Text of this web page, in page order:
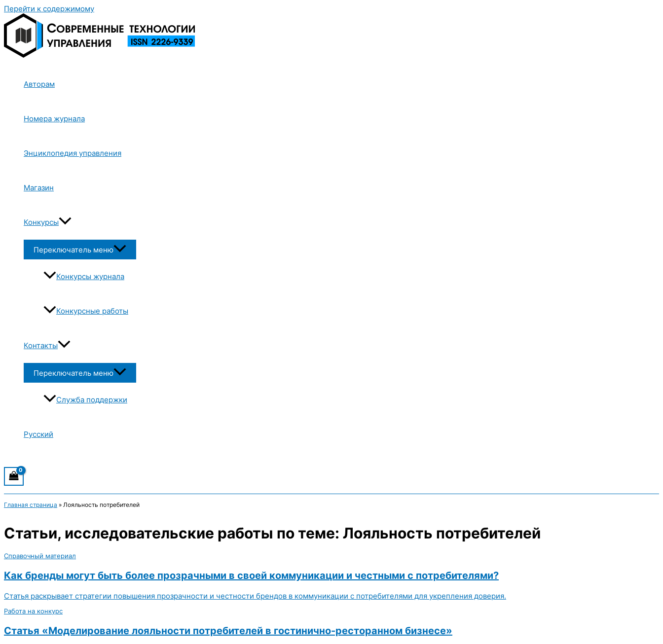
Перейти к содержимому
Авторам
Номера журнала
Энциклопедия управления
Магазин
Конкурсы
Переключатель меню
Конкурсы журнала
Конкурсные работы
Контакты
Переключатель меню
Служба поддержки
Русский
Главная страница » Лояльность потребителей
Статьи, исследовательские работы по теме: Лояльность потребителей
Справочный материал
Как бренды могут быть более прозрачными в своей коммуникации и честными с потребителями?
Статья раскрывает стратегии повышения прозрачности и честности брендов в коммуникации с потребителями для укрепления доверия.
Работа на конкурс
Статья «Моделирование лояльности потребителей в гостинично-ресторанном бизнесе»